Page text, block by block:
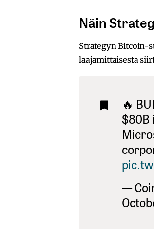
Näin
Strategyn Bitcoin-
laajamittaisesta
🔥
$80B
—